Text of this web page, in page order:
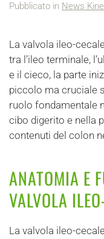
Pubblicato in News
La valvola ileo-
tra l’ileo terminale,
e il cieco, la parte
piccolo ma cruciale
ruolo fondamentale
cibo digerito e nella
contenuti del colon
ANATOMIA E
VALVOLA
La valvola ileo-